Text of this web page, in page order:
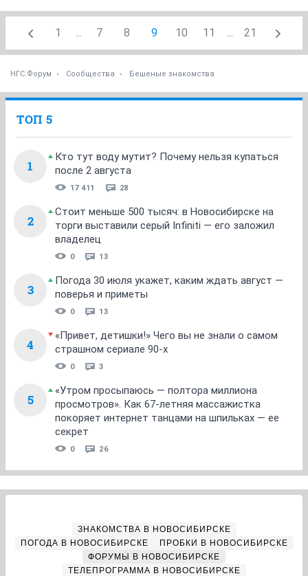
1 ... 7 8 9 10 11 ... 21
НГС.Форум Сообщества Бешеные знакомства
ТОП 5
1
Кто тут воду мутит? Почему нельзя купаться
после 2 августа
17 411 28
2
Стоит меньше 500 тысяч: в Новосибирске на
торги выставили серый Infiniti — его заложил
владелец
0 13
3
Погода 30 июля укажет, каким ждать август —
поверья и приметы
0 13
4
«Привет, детишки!» Чего вы не знали о самом
страшном сериале 90-х
0 3
5
«Утром просыпаюсь — полтора миллиона
просмотров». Как 67-летняя массажистка
покоряет интернет танцами на шпильках — ее
секрет
0 26
ЗНАКОМСТВА В НОВОСИБИРСКЕ
ПОГОДА В НОВОСИБИРСКЕ
ПРОБКИ В НОВОСИБИРСКЕ
ФОРУМЫ В НОВОСИБИРСКЕ
ТЕЛЕПРОГРАММА В НОВОСИБИРСКЕ